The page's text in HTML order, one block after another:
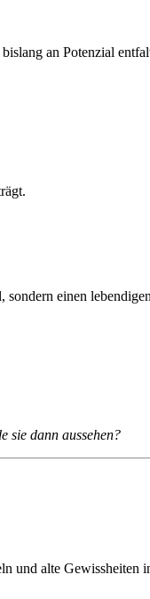
an Potenzial
sondern einen
sie dann aussehen?
und alte Gewissheiten